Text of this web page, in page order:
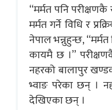
“मर्मत पनि परीक्षणकै
मर्मत गर्ने विधि र
नेपाल भन्नुहुन्छ,
कायमै छ ।”
नहरको बालापुर
भ्वाङ परेका छन् ।
देखिएका छन् ।